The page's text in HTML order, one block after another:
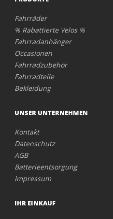
Fahrräder
% Rabattierte Velos %
Fahrradanhänger
Occasionen
Fahrradzubehör
Fahrradteile
Bekleidung
UNSER UNTERNEHMEN
Kontakt
Datenschutz
AGB
Batterieentsorgung
Impressum
IHR EINKAUF